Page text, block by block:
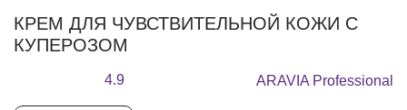
КРЕМ ДЛЯ ЧУВСТВИТЕЛЬНОЙ КОЖИ С
КУПЕРОЗОМ
4.9 ARAVIA Professional